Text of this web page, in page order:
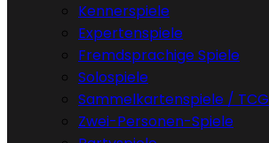
Kennerspiele
Expertenspiele
Fremdsprachige Spiele
Solospiele
Sammelkartenspiele / TCG
Zwei-Personen-Spiele